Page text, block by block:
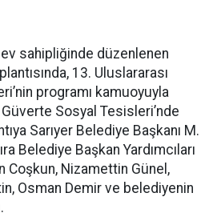
ev sahipliğinde düzenlenen
13. Uluslararası
programı kamuoyuyla
Sosyal Tesisleri’nde
Sarıyer Belediye Başkanı M.
Belediye Başkan Yardımcıları
Coşkun, Nizamettin Günel,
Osman Demir ve belediyenin